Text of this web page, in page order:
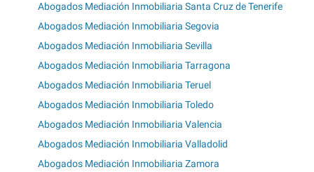
Abogados Mediación Inmobiliaria Santa Cruz de Tenerife
Abogados Mediación Inmobiliaria Segovia
Abogados Mediación Inmobiliaria Sevilla
Abogados Mediación Inmobiliaria Tarragona
Abogados Mediación Inmobiliaria Teruel
Abogados Mediación Inmobiliaria Toledo
Abogados Mediación Inmobiliaria Valencia
Abogados Mediación Inmobiliaria Valladolid
Abogados Mediación Inmobiliaria Zamora